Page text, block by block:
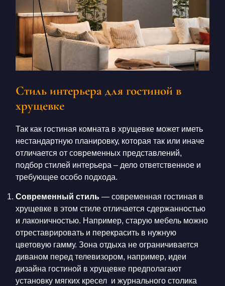
Стиль интерьера для гостиной в
хрущевке
Так какгостиная комната в хрущевке может иметь
нестандартную планировку, которая так или иначе
отличается от современных представлений,
подбор стилей интерьера – дело ответственное и
требующее особо подхода.
Современный стиль— современная гостиная в
хрущевке в этом стиле отличается сдержанностью
и лаконичностью. Например, старую мебель можно
отреставрировать и перекрасить в нужную
цветовую гамму. Зона отдыха не ограничивается
диваном перед телевизором, например, идеи
дизайна гостиной в хрущевке предполагают
установку мягких кресел и журнального столика